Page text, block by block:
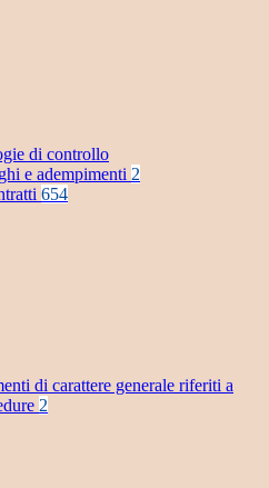
di controllo
e adempimenti 2
654
di carattere generale riferiti a
2